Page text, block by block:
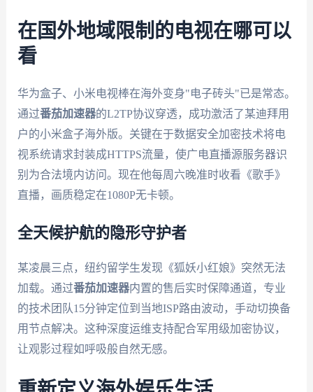
在国外地域限制的电视在哪可以
看
华为盒子、小米电视棒在海外变身"电子砖头"已是常态。
通过番茄加速器的L2TP协议穿透，成功激活了某迪拜用
户的小米盒子海外版。关键在于数据安全加密技术将电
视系统请求封装成HTTPS流量，使广电直播源服务器识
别为合法境内访问。现在他每周六晚准时收看《歌手》
直播，画质稳定在1080P无卡顿。
全天候护航的隐形守护者
某凌晨三点，纽约留学生发现《狐妖小红娘》突然无法
加载。通过番茄加速器内置的售后实时保障通道，专业
的技术团队15分钟定位到当地ISP路由波动，手动切换备
用节点解决。这种深度运维支持配合军用级加密协议，
让观影过程如呼吸般自然无感。